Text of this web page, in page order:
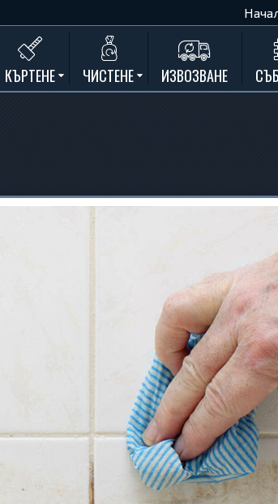
КЪРТЕНЕ
Къртене на кухня
Къртене замазки и мозайки
Къртене на дограма и подпрозорец
ЧИСТЕНЕ ИЗВОЗВАНЕ